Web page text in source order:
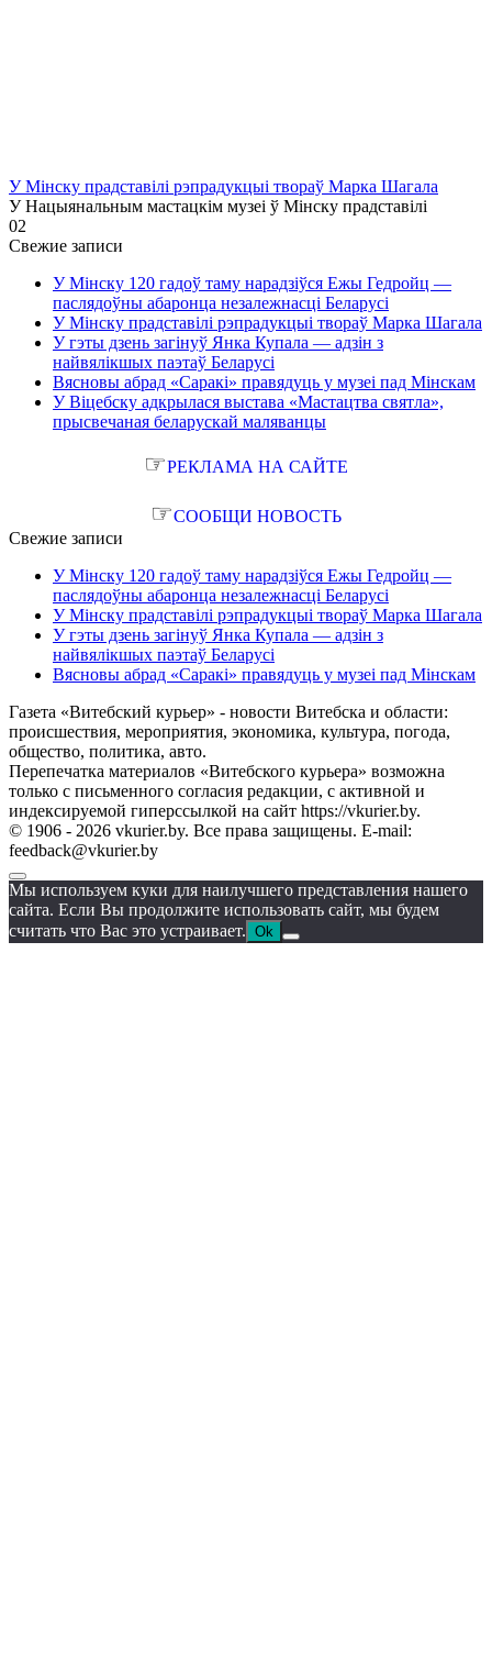
У Мінску прадставілі рэпрадукцыі твораў Марка Шагала
У Нацыянальным мастацкім музеі ў Мінску прадставілі
02
Свежие записи
У Мінску 120 гадоў таму нарадзіўся Ежы Гедройц —
паслядоўны абаронца незалежнасці Беларусі
У Мінску прадставілі рэпрадукцыі твораў Марка Шагала
У гэты дзень загінуў Янка Купала — адзін з
найвялікшых паэтаў Беларусі
Вясновы абрад «Саракі» правядуць у музеі пад Мінскам
У Віцебску адкрылася выстава «Мастацтва святла»,
прысвечаная беларускай маляванцы
☞РЕКЛАМА НА САЙТЕ
☞СООБЩИ НОВОСТЬ
Свежие записи
У Мінску 120 гадоў таму нарадзіўся Ежы Гедройц —
паслядоўны абаронца незалежнасці Беларусі
У Мінску прадставілі рэпрадукцыі твораў Марка Шагала
У гэты дзень загінуў Янка Купала — адзін з
найвялікшых паэтаў Беларусі
Вясновы абрад «Саракі» правядуць у музеі пад Мінскам
Газета «Витебский курьер» - новости Витебска и области:
происшествия, мероприятия, экономика, культура, погода,
общество, политика, авто.
Перепечатка материалов «Витебского курьера» возможна
только с письменного согласия редакции, с активной и
индексируемой гиперссылкой на сайт https://vkurier.by.
© 1906 - 2026 vkurier.by. Все права защищены. E-mail:
feedback@vkurier.by
Мы используем куки для наилучшего представления нашего
сайта. Если Вы продолжите использовать сайт, мы будем
считать что Вас это устраивает. Ok